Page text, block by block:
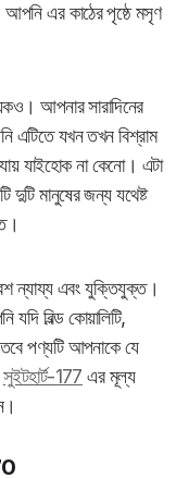
আপনি এর কাঠের পৃষ্ঠে মসৃণ
আপনার সারাদিনের
এটিতে যখন তখন বিশ্রাম
যাইহোক না কেনো। এটা
দুটি মানুষের জন্য যথেষ্ট
ন্যায্য এবং যুক্তিযুক্ত।
বিল্ড কোয়ালিটি,
পণ্যটি আপনাকে যে
সুইটহার্ট-177 এর মূল্য